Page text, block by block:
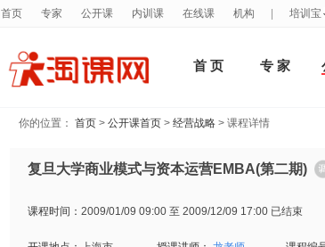
首 页 专 家
你的位置： 首页 > 公开课首页 > 经营战略 > 课程详情
复旦大学商业模式与资本运营EMBA(第二期)
课程时间： 2009/01/09 09:00 至 2009/12/09 17:00 已结束
首页 专家 公开课 内训课 在线课 机构 培训宝